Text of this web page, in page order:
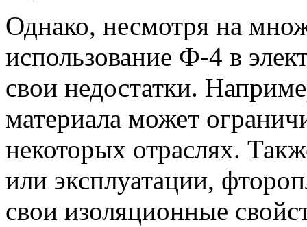
Однако, несмотря на
использование Ф-4 в
свои недостатки.
материала может
некоторых отраслях.
или эксплуатации,
свои изоляционные